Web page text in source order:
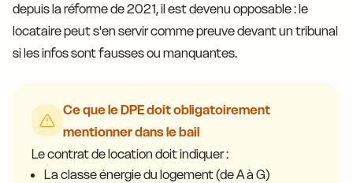
depuis la réforme de 2021, il est devenu opposable : le
locataire peut s'en servir comme preuve devant un tribunal
si les infos sont fausses ou manquantes.
Ce que le DPE doit obligatoirement
mentionner dans le bail
Le contrat de location doit indiquer :
La classe énergie du logement (de A à G)